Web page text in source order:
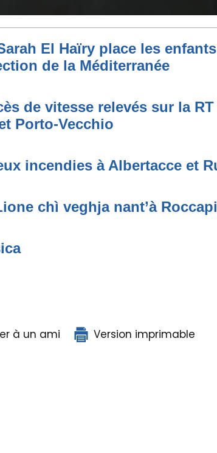
El Haïry place les
de la Méditerranée
de vitesse relevés sur la RT
Porto-Vecchio
incendies à Albertacce et
chì veghja nant’à
à un ami Version imprimable